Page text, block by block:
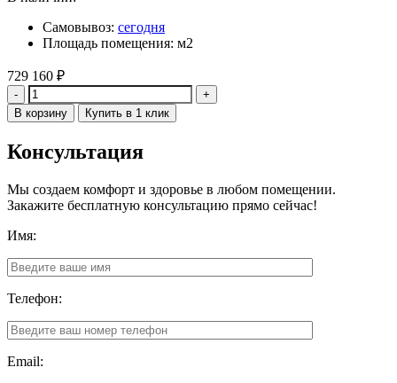
Самовывоз: сегодня
Площадь помещения: м2
729 160 ₽
Количество
В корзину Купить в 1 клик
Консультация
Мы создаем комфорт и здоровье в любом помещении.
Закажите бесплатную консультацию прямо сейчас!
Имя:
Телефон:
Email: